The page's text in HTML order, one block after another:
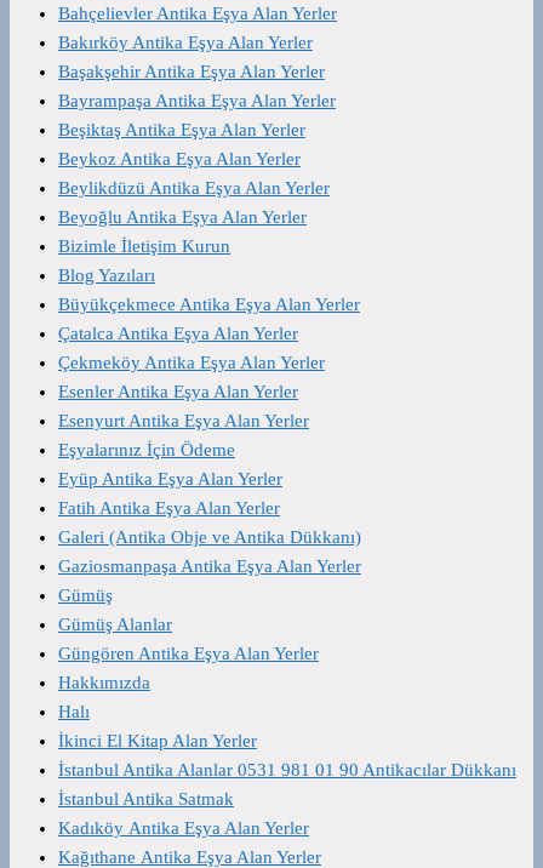
Bahçelievler Antika Eşya Alan Yerler
Bakırköy Antika Eşya Alan Yerler
Başakşehir Antika Eşya Alan Yerler
Bayrampaşa Antika Eşya Alan Yerler
Beşiktaş Antika Eşya Alan Yerler
Beykoz Antika Eşya Alan Yerler
Beylikdüzü Antika Eşya Alan Yerler
Beyoğlu Antika Eşya Alan Yerler
Bizimle İletişim Kurun
Blog Yazıları
Büyükçekmece Antika Eşya Alan Yerler
Çatalca Antika Eşya Alan Yerler
Çekmeköy Antika Eşya Alan Yerler
Esenler Antika Eşya Alan Yerler
Esenyurt Antika Eşya Alan Yerler
Eşyalarınız İçin Ödeme
Eyüp Antika Eşya Alan Yerler
Fatih Antika Eşya Alan Yerler
Galeri (Antika Obje ve Antika Dükkanı)
Gaziosmanpaşa Antika Eşya Alan Yerler
Gümüş
Gümüş Alanlar
Güngören Antika Eşya Alan Yerler
Hakkımızda
Halı
İkinci El Kitap Alan Yerler
İstanbul Antika Alanlar 0531 981 01 90 Antikacılar Dükkanı
İstanbul Antika Satmak
Kadıköy Antika Eşya Alan Yerler
Kağıthane Antika Eşya Alan Yerler